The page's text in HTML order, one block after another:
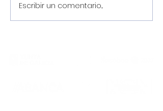
¡Pretemporada
2026/2027, en marcha!
Escribir un comentario...